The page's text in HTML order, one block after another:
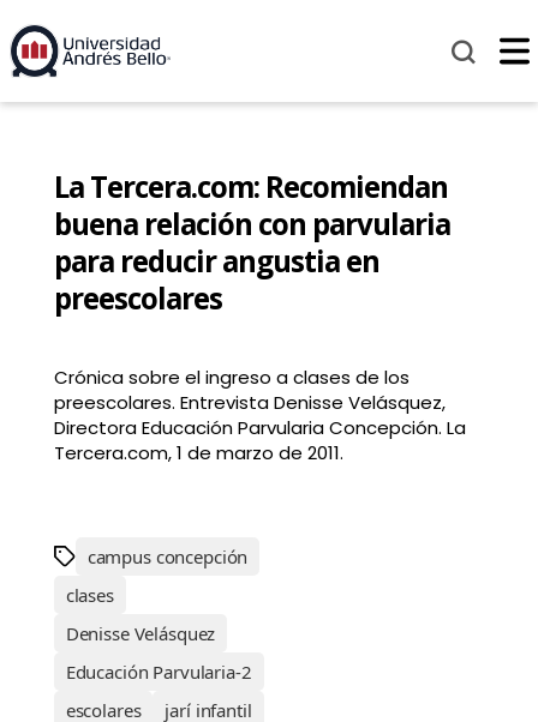
La Tercera.com: Recomiendan
buena relación con parvularia
para reducir angustia en
preescolares
Crónica sobre el ingreso a clases de los
preescolares. Entrevista Denisse Velásquez,
Directora Educación Parvularia Concepción. La
Tercera.com, 1 de marzo de 2011.
campus concepción
clases
Denisse Velásquez
Educación Parvularia-2
escolares
jarí infantil